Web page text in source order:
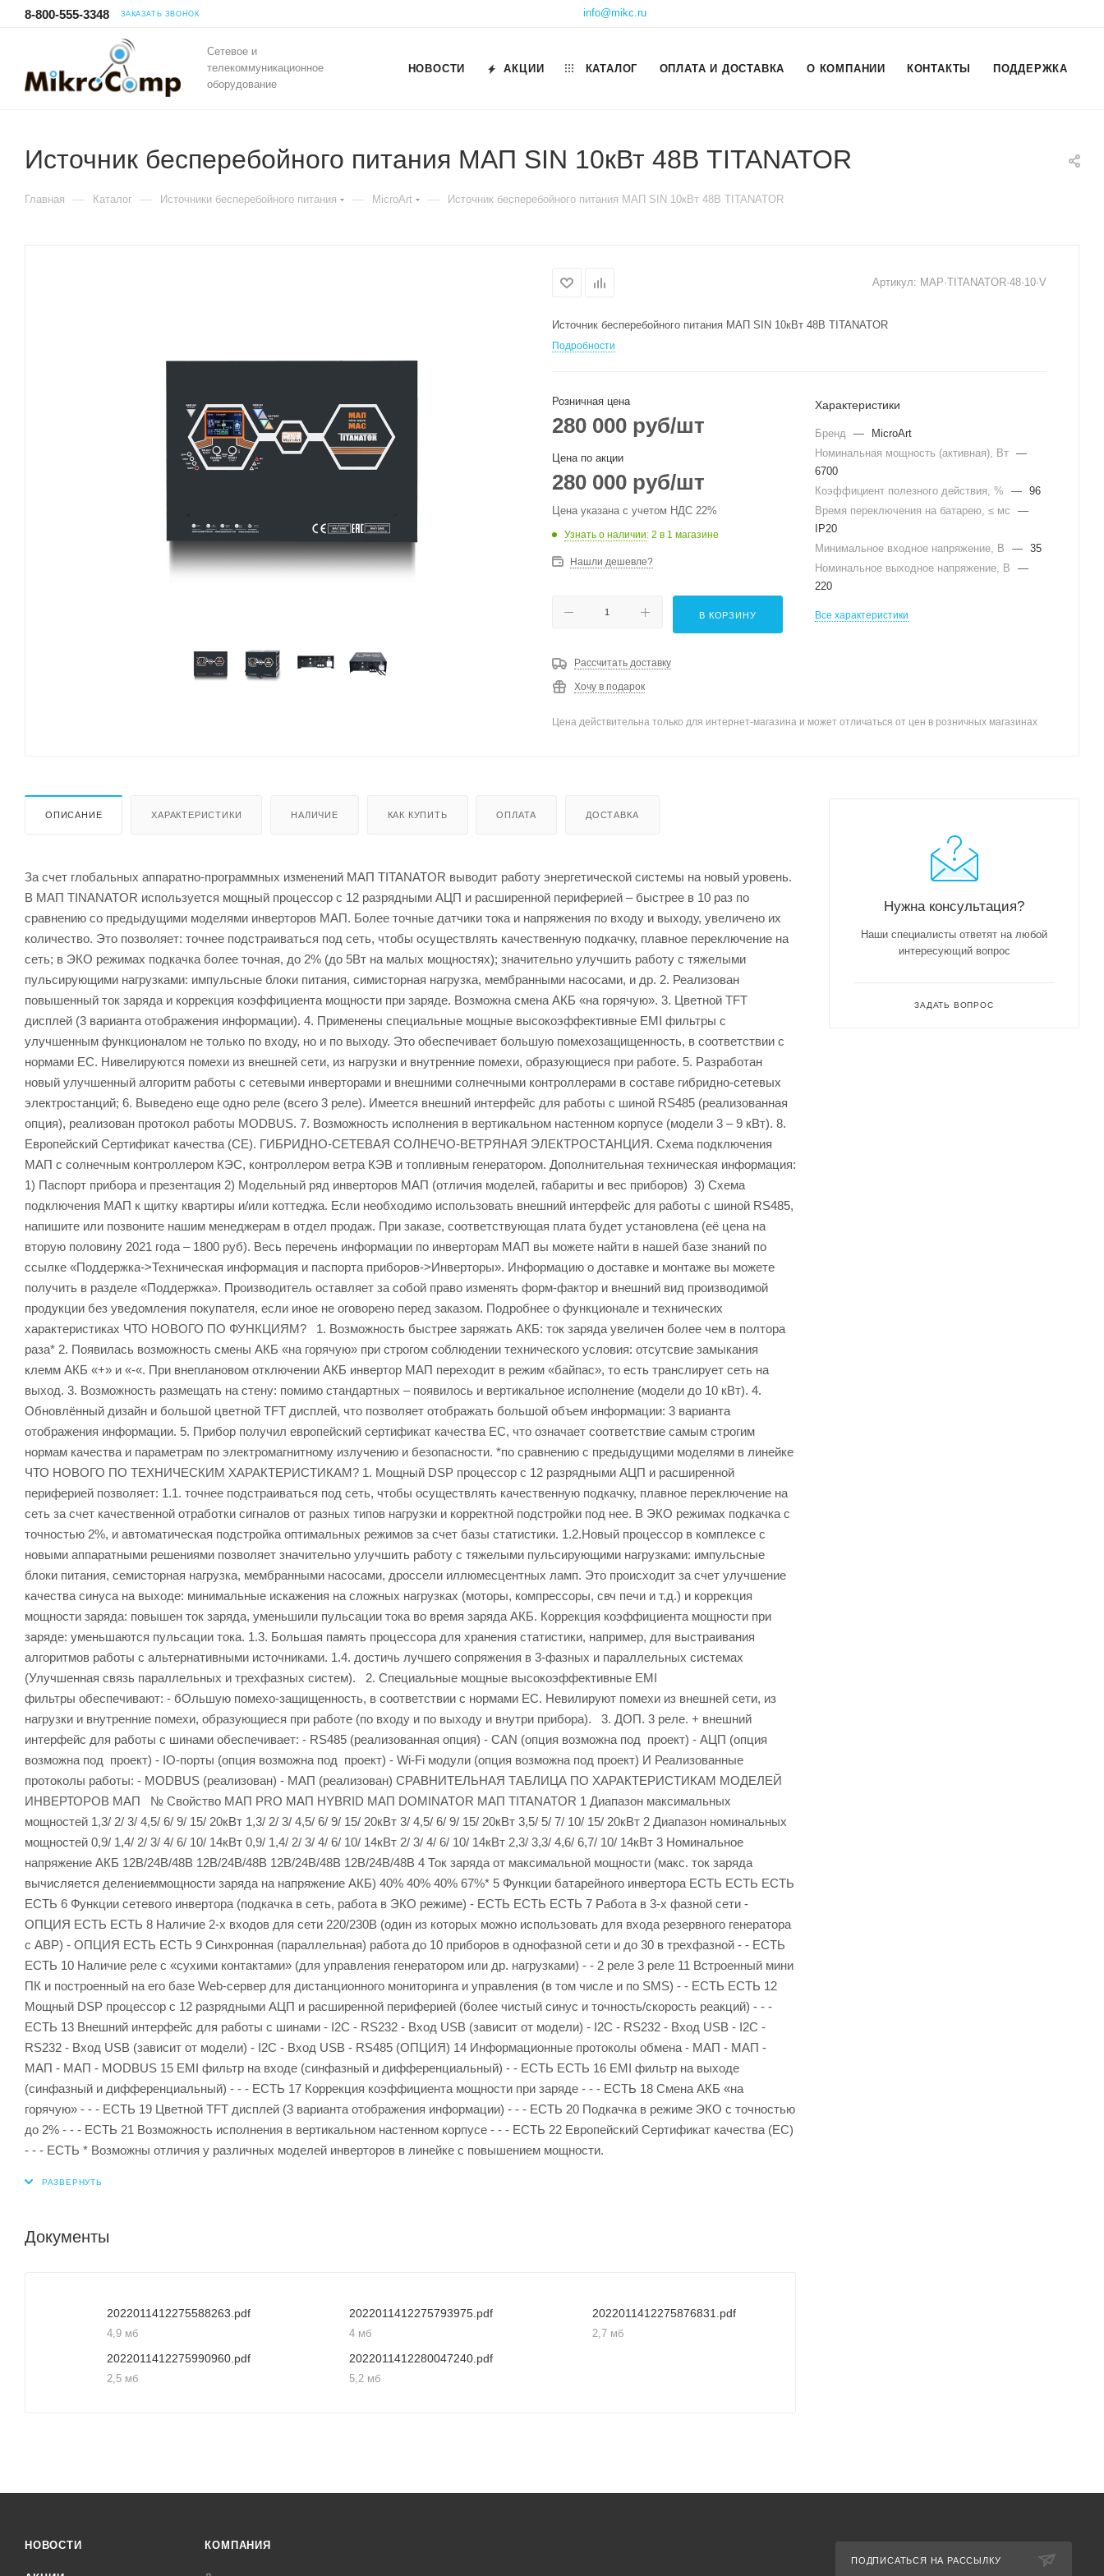
8-800-555-3348 ЗАКАЗАТЬ ЗВОНОК info@mikc.ru
Сетевое и
телекоммуникационное
оборудование
НОВОСТИ АКЦИИ КАТАЛОГ ОПЛАТА И ДОСТАВКА О КОМПАНИИ КОНТАКТЫ ПОДДЕРЖКА
Источник бесперебойного питания МАП SIN 10кВт 48В TITANATOR
Главная — Каталог — Источники бесперебойного питания — MicroArt — Источник бесперебойного питания МАП SIN 10кВт 48В TITANATOR
Артикул: MAP·TITANATOR·48·10·V
Источник бесперебойного питания МАП SIN 10кВт 48В TITANATOR
Подробности
Розничная цена
280 000 руб/шт
Цена по акции
280 000 руб/шт
Цена указана с учетом НДС 22%
Узнать о наличии: 2 в 1 магазине
Нашли дешевле?
В КОРЗИНУ
Рассчитать доставку
Хочу в подарок
Характеристики
Бренд —
MicroArt
Номинальная мощность (активная), Вт —
6700
Коэффициент полезного действия, %
— 96
Время переключения на батарею, ≤ мс
—
IP20
Минимальное входное напряжение, В
— 35
Номинальное выходное напряжение, В
—
220
Все характеристики
Цена действительна только для интернет-магазина и может отличаться от цен в розничных магазинах
ОПИСАНИЕ ХАРАКТЕРИСТИКИ НАЛИЧИЕ КАК КУПИТЬ ОПЛАТА ДОСТАВКА
За счет глобальных аппаратно-программных изменений МАП TITANATOR выводит работу энергетической системы на новый уровень.
В МАП TINANATOR используется мощный процессор с 12 разрядными АЦП и расширенной периферией – быстрее в 10 раз по
сравнению со предыдущими моделями инверторов МАП. Более точные датчики тока и напряжения по входу и выходу, увеличено их
количество. Это позволяет: точнее подстраиваться под сеть, чтобы осуществлять качественную подкачку, плавное переключение на
сеть; в ЭКО режимах подкачка более точная, до 2% (до 5Вт на малых мощностях); значительно улучшить работу с тяжелыми
пульсирующими нагрузками: импульсные блоки питания, симисторная нагрузка, мембранными насосами, и др. 2. Реализован
повышенный ток заряда и коррекция коэффициента мощности при заряде. Возможна смена АКБ «на горячую». 3. Цветной TFT
дисплей (3 варианта отображения информации). 4. Применены специальные мощные высокоэффективные EMI фильтры с
улучшенным функционалом не только по входу, но и по выходу. Это обеспечивает большую помехозащищенность, в соответствии с
нормами ЕС. Нивелируются помехи из внешней сети, из нагрузки и внутренние помехи, образующиеся при работе. 5. Разработан
новый улучшенный алгоритм работы с сетевыми инверторами и внешними солнечными контроллерами в составе гибридно-сетевых
электростанций; 6. Выведено еще одно реле (всего 3 реле). Имеется внешний интерфейс для работы с шиной RS485 (реализованная
опция), реализован протокол работы MODBUS. 7. Возможность исполнения в вертикальном настенном корпусе (модели 3 – 9 кВт). 8.
Европейский Сертификат качества (СЕ). ГИБРИДНО-СЕТЕВАЯ СОЛНЕЧО-ВЕТРЯНАЯ ЭЛЕКТРОСТАНЦИЯ. Схема подключения
МАП с солнечным контроллером КЭС, контроллером ветра КЭВ и топливным генератором. Дополнительная техническая информация:
1) Паспорт прибора и презентация 2) Модельный ряд инверторов МАП (отличия моделей, габариты и вес приборов) 3) Схема
подключения МАП к щитку квартиры и/или коттеджа. Если необходимо использовать внешний интерфейс для работы с шиной RS485,
напишите или позвоните нашим менеджерам в отдел продаж. При заказе, соответствующая плата будет установлена (её цена на
вторую половину 2021 года – 1800 руб). Весь перечень информации по инверторам МАП вы можете найти в нашей базе знаний по
ссылке «Поддержка->Техническая информация и паспорта приборов->Инверторы». Информацию о доставке и монтаже вы можете
получить в разделе «Поддержка». Производитель оставляет за собой право изменять форм-фактор и внешний вид производимой
продукции без уведомления покупателя, если иное не оговорено перед заказом. Подробнее о функционале и технических
характеристиках ЧТО НОВОГО ПО ФУНКЦИЯМ? 1. Возможность быстрее заряжать АКБ: ток заряда увеличен более чем в полтора
раза* 2. Появилась возможность смены АКБ «на горячую» при строгом соблюдении технического условия: отсутсвие замыкания
клемм АКБ «+» и «-«. При внеплановом отключении АКБ инвертор МАП переходит в режим «байпас», то есть транслирует сеть на
выход. 3. Возможность размещать на стену: помимо стандартных – появилось и вертикальное исполнение (модели до 10 кВт). 4.
Обновлённый дизайн и большой цветной TFT дисплей, что позволяет отображать большой объем информации: 3 варианта
отображения информации. 5. Прибор получил европейский сертификат качества ЕС, что означает соответствие самым строгим
нормам качества и параметрам по электромагнитному излучению и безопасности. *по сравнению с предыдущими моделями в линейке
ЧТО НОВОГО ПО ТЕХНИЧЕСКИМ ХАРАКТЕРИСТИКАМ? 1. Мощный DSP процессор с 12 разрядными АЦП и расширенной
периферией позволяет: 1.1. точнее подстраиваться под сеть, чтобы осуществлять качественную подкачку, плавное переключение на
сеть за счет качественной отработки сигналов от разных типов нагрузки и корректной подстройки под нее. В ЭКО режимах подкачка с
точностью 2%, и автоматическая подстройка оптимальных режимов за счет базы статистики. 1.2.Новый процессор в комплексе с
новыми аппаратными решениями позволяет значительно улучшить работу с тяжелыми пульсирующими нагрузками: импульсные
блоки питания, семисторная нагрузка, мембранными насосами, дроссели иллюмесцентных ламп. Это происходит за счет улучшение
качества синуса на выходе: минимальные искажения на сложных нагрузках (моторы, компрессоры, свч печи и т.д.) и коррекция
мощности заряда: повышен ток заряда, уменьшили пульсации тока во время заряда АКБ. Коррекция коэффициента мощности при
заряде: уменьшаются пульсации тока. 1.3. Большая память процессора для хранения статистики, например, для выстраивания
алгоритмов работы с альтернативными источниками. 1.4. достичь лучшего сопряжения в 3-фазных и параллельных системах
(Улучшенная связь параллельных и трехфазных систем). 2. Специальные мощные высокоэффективные EMI
фильтры обеспечивают: - бОльшую помехо-защищенность, в соответствии с нормами ЕС. Невилируют помехи из внешней сети, из
нагрузки и внутренние помехи, образующиеся при работе (по входу и по выходу и внутри прибора). 3. ДОП. 3 реле. + внешний
интерфейс для работы с шинами обеспечивает: - RS485 (реализованная опция) - CAN (опция возможна под проект) - АЦП (опция
возможна под проект) - IO-порты (опция возможна под проект) - Wi-Fi модули (опция возможна под проект) И Реализованные
протоколы работы: - MODBUS (реализован) - МАП (реализован) СРАВНИТЕЛЬНАЯ ТАБЛИЦА ПО ХАРАКТЕРИСТИКАМ МОДЕЛЕЙ
ИНВЕРТОРОВ МАП № Свойство МАП PRO МАП HYBRID МАП DOMINATOR МАП TITANATOR 1 Диапазон максимальных
мощностей 1,3/ 2/ 3/ 4,5/ 6/ 9/ 15/ 20кВт 1,3/ 2/ 3/ 4,5/ 6/ 9/ 15/ 20кВт 3/ 4,5/ 6/ 9/ 15/ 20кВт 3,5/ 5/ 7/ 10/ 15/ 20кВт 2 Диапазон номинальных
мощностей 0,9/ 1,4/ 2/ 3/ 4/ 6/ 10/ 14кВт 0,9/ 1,4/ 2/ 3/ 4/ 6/ 10/ 14кВт 2/ 3/ 4/ 6/ 10/ 14кВт 2,3/ 3,3/ 4,6/ 6,7/ 10/ 14кВт 3 Номинальное
напряжение АКБ 12В/24В/48В 12В/24В/48В 12В/24В/48В 12В/24В/48В 4 Ток заряда от максимальной мощности (макс. ток заряда
вычисляется делениеммощности заряда на напряжение АКБ) 40% 40% 40% 67%* 5 Функции батарейного инвертора ЕСТЬ ЕСТЬ ЕСТЬ
ЕСТЬ 6 Функции сетевого инвертора (подкачка в сеть, работа в ЭКО режиме) - ЕСТЬ ЕСТЬ ЕСТЬ 7 Работа в 3-х фазной сети -
ОПЦИЯ ЕСТЬ ЕСТЬ 8 Наличие 2-х входов для сети 220/230В (один из которых можно использовать для входа резервного генератора
с АВР) - ОПЦИЯ ЕСТЬ ЕСТЬ 9 Синхронная (параллельная) работа до 10 приборов в однофазной сети и до 30 в трехфазной - - ЕСТЬ
ЕСТЬ 10 Наличие реле с «сухими контактами» (для управления генератором или др. нагрузками) - - 2 реле 3 реле 11 Встроенный мини
ПК и построенный на его базе Web-сервер для дистанционного мониторинга и управления (в том числе и по SMS) - - ЕСТЬ ЕСТЬ 12
Мощный DSP процессор с 12 разрядными АЦП и расширенной периферией (более чистый синус и точность/скорость реакций) - - -
ЕСТЬ 13 Внешний интерфейс для работы с шинами - I2C - RS232 - Вход USB (зависит от модели) - I2C - RS232 - Вход USB - I2C -
RS232 - Вход USB (зависит от модели) - I2C - Вход USB - RS485 (ОПЦИЯ) 14 Информационные протоколы обмена - МАП - МАП -
МАП - МАП - MODBUS 15 EMI фильтр на входе (синфазный и дифференциальный) - - ЕСТЬ ЕСТЬ 16 EMI фильтр на выходе
(синфазный и дифференциальный) - - - ЕСТЬ 17 Коррекция коэффициента мощности при заряде - - - ЕСТЬ 18 Смена АКБ «на
горячую» - - - ЕСТЬ 19 Цветной TFT дисплей (3 варианта отображения информации) - - - ЕСТЬ 20 Подкачка в режиме ЭКО с точностью
до 2% - - - ЕСТЬ 21 Возможность исполнения в вертикальном настенном корпусе - - - ЕСТЬ 22 Европейский Сертификат качества (ЕС)
- - - ЕСТЬ * Возможны отличия у различных моделей инверторов в линейке с повышением мощности.
Документы
2022011412275588263.pdf
4,9 мб
2022011412275793975.pdf
4 мб
2022011412275876831.pdf
2,7 мб
2022011412275990960.pdf
2,5 мб
2022011412280047240.pdf
5,2 мб
Нужна консультация?
Наши специалисты ответят на любой
интересующий вопрос
ЗАДАТЬ ВОПРОС
НОВОСТИ КОМПАНИЯ
ПОДПИСАТЬСЯ НА РАССЫЛКУ